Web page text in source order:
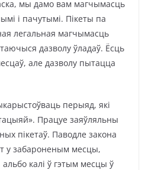
мы дамо вам магчымасць
і пачутымі. Пікеты па
легальная магчымасць
дазволу ўладаў. Ёсць
але дазволу пытацца
перыяд, які
Працуе заяўляльны
пікетаў. Паводле закона
у забароненым месцы,
альбо калі ў гэтым месцы ў